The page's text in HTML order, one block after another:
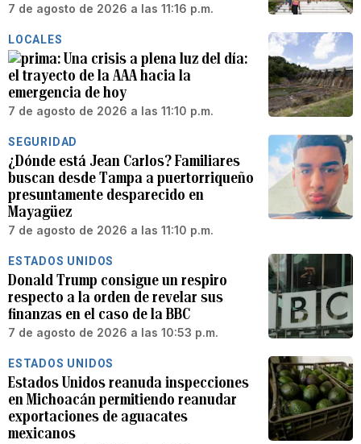
7 de agosto de 2026 a las 11:16 p.m.
LOCALES
Una crisis a plena luz del día:
el trayecto de la AAA hacia la
emergencia de hoy
7 de agosto de 2026 a las 11:10 p.m.
SEGURIDAD
¿Dónde está Jean Carlos? Familiares
buscan desde Tampa a puertorriqueño
presuntamente desparecido en
Mayagüez
7 de agosto de 2026 a las 11:10 p.m.
ESTADOS UNIDOS
Donald Trump consigue un respiro
respecto a la orden de revelar sus
finanzas en el caso de la BBC
7 de agosto de 2026 a las 10:53 p.m.
ESTADOS UNIDOS
Estados Unidos reanuda inspecciones
en Michoacán permitiendo reanudar
exportaciones de aguacates
mexicanos